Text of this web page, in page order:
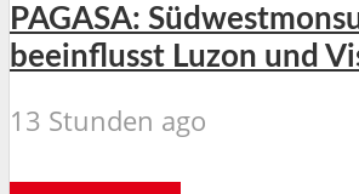
PAGASA:
beeinflusst Luzon und
13 Stunden ago